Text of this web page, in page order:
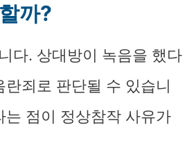
까?
다. 상대방이 녹음을 했다
죄로 판단될 수 있습니
점이 정상참작 사유가